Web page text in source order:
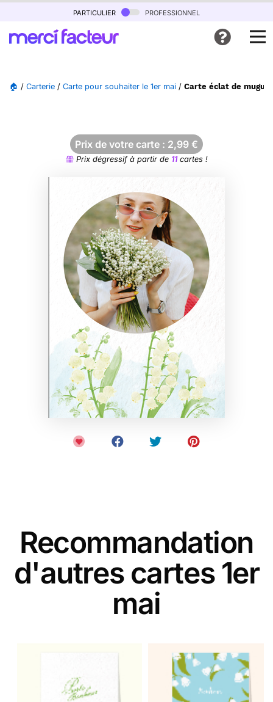
particulier professionnel
🏠 / Carterie / Carte pour souhaiter le 1er mai / Carte éclat de
Prix de votre carte : 2,99 €
Prix dégressif à partir de 11cartes !
Recommandation
d'autres cartes 1er
mai